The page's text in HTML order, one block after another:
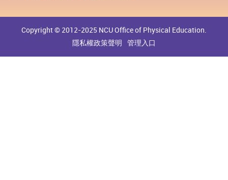
Copyright © 2012-2025 NCU Office of Physical Education.
隱私權政策聲明 管理入口